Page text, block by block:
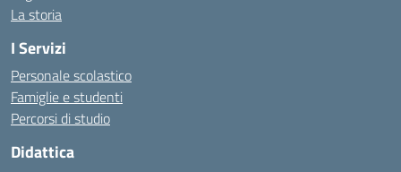
La storia
I Servizi
Personale scolastico
Famiglie e studenti
Percorsi di studio
Didattica